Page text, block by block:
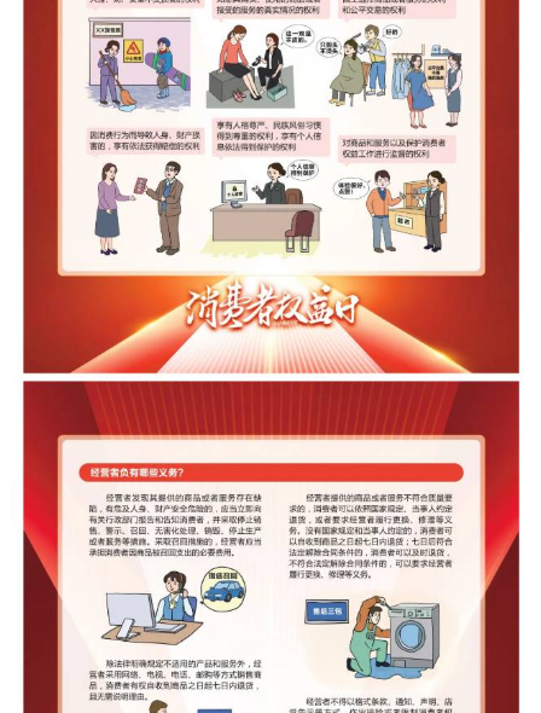
12345网上接诉即办 我要咨询 我要建议
在线访谈 图说互动
走进北京
北京概况 十六区概览 人文北京
图说北京
多语种
ENGLISH 한국어 日本語
DEUTSCH FRANÇAIS РУССКИЙ ЯЗЫК
العربية PORTUGUÊS